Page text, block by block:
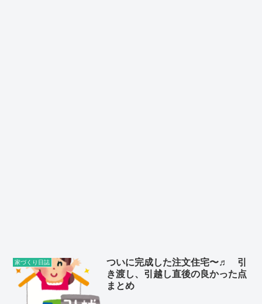
家づくり日誌
ついに完成した注文住宅〜♬ 引
き渡し、引越し直後の良かった点
まとめ